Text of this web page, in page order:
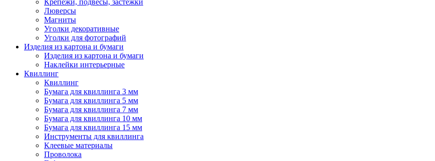
Крепежи, подвесы, застежки
Люверсы
Магниты
Уголки декоративные
Уголки для фотографий
Изделия из картона и бумаги
Изделия из картона и бумаги
Наклейки интерьерные
Квиллинг
Квиллинг
Бумага для квиллинга 3 мм
Бумага для квиллинга 5 мм
Бумага для квиллинга 7 мм
Бумага для квиллинга 10 мм
Бумага для квиллинга 15 мм
Инструменты для квиллинга
Клеевые материалы
Проволока